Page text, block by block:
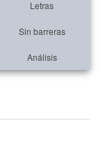
Letras
Sin barreras
Análisis